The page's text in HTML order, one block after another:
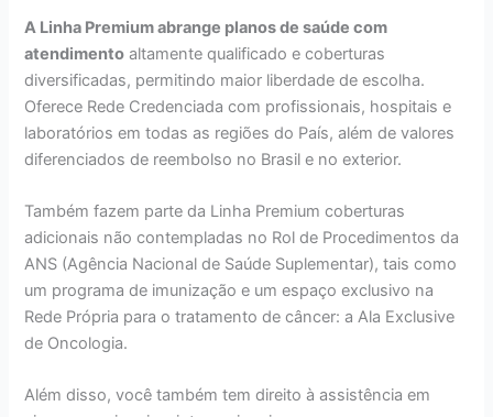
A Linha Premium abrange planos de saúde com
atendimento altamente qualificado e coberturas
diversificadas, permitindo maior liberdade de escolha.
Oferece Rede Credenciada com profissionais, hospitais e
laboratórios em todas as regiões do País, além de valores
diferenciados de reembolso no Brasil e no exterior.
Também fazem parte da Linha Premium coberturas
adicionais não contempladas no Rol de Procedimentos da
ANS (Agência Nacional de Saúde Suplementar), tais como
um programa de imunização e um espaço exclusivo na
Rede Própria para o tratamento de câncer: a Ala Exclusive
de Oncologia.
Além disso, você também tem direito à assistência em